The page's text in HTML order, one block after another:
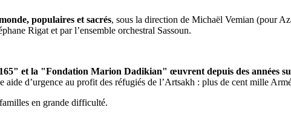
populaires et sacrés, sous la direction de Michaël Vemian (pour
Rigat et par l’ensemble orchestral Sassoun.
et la "Fondation Marion Dadikian" œuvrent depuis des années
d’urgence au profit des réfugiés de l’Artsakh : plus de cent mille
en grande difficulté.